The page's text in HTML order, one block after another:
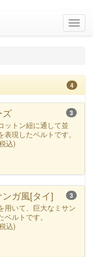
4
ズ 3
ットン紐に通して並
現したベルトです。
込)
ガ風[タイ] 3
用いて、巨大なミサン
ルトです。
込)